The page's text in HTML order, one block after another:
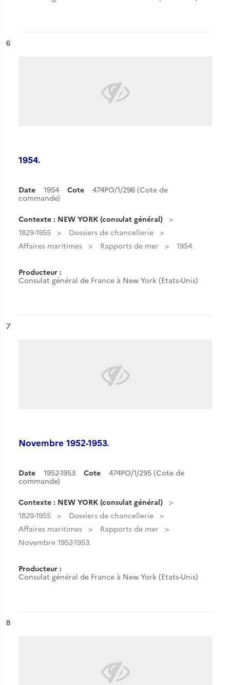
n°
6
1954.
Date 1954 Cote
474PO/1/296 (Cote de
commande)
Contexte : NEW YORK (consulat général)
1829-1955
Dossiers de chancellerie
Affaires maritimes
Rapports de mer 1954.
Producteur :
Consulat général de France à New York (Etats-Unis)
n°
7
Novembre 1952-1953.
Date 1952-1953 Cote
474PO/1/295 (Cote de
commande)
Contexte : NEW YORK (consulat général)
1829-1955
Dossiers de chancellerie
Affaires maritimes
Rapports de mer
Novembre 1952-1953.
Producteur :
Consulat général de France à New York (Etats-Unis)
n°
8